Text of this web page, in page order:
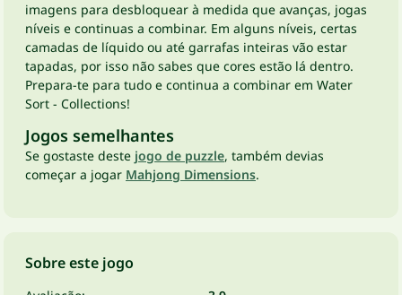
imagens para desbloquear à medida que avanças, jogas
níveis e continuas a combinar. Em alguns níveis, certas
camadas de líquido ou até garrafas inteiras vão estar
tapadas, por isso não sabes que cores estão lá dentro.
Prepara-te para tudo e continua a combinar em Water
Sort - Collections!
Jogos semelhantes
Se gostaste deste jogo de puzzle, também devias
começar a jogar Mahjong Dimensions.
Sobre este jogo